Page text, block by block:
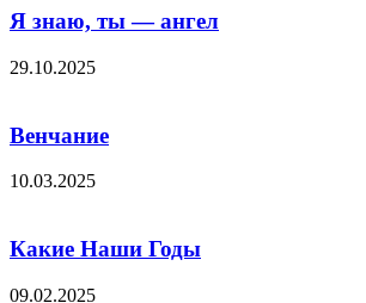
Я знаю, ты — ангел
29.10.2025
Венчание
10.03.2025
Какие Наши Годы
09.02.2025